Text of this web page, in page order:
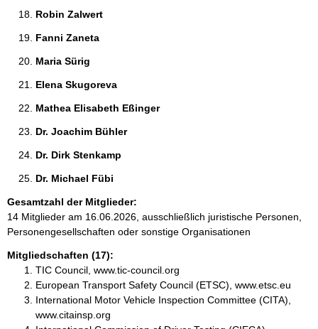
Robin Zalwert
Fanni Zaneta
Maria Sürig
Elena Skugoreva
Mathea Elisabeth Eßinger
Dr. Joachim Bühler
Dr. Dirk Stenkamp
Dr. Michael Fübi
Gesamtzahl der Mitglieder:
14 Mitglieder am 16.06.2026, ausschließlich juristische Personen,
Personengesellschaften oder sonstige Organisationen
Mitgliedschaften (17):
TIC Council, www.tic-council.org
European Transport Safety Council (ETSC), www.etsc.eu
International Motor Vehicle Inspection Committee (CITA),
www.citainsp.org